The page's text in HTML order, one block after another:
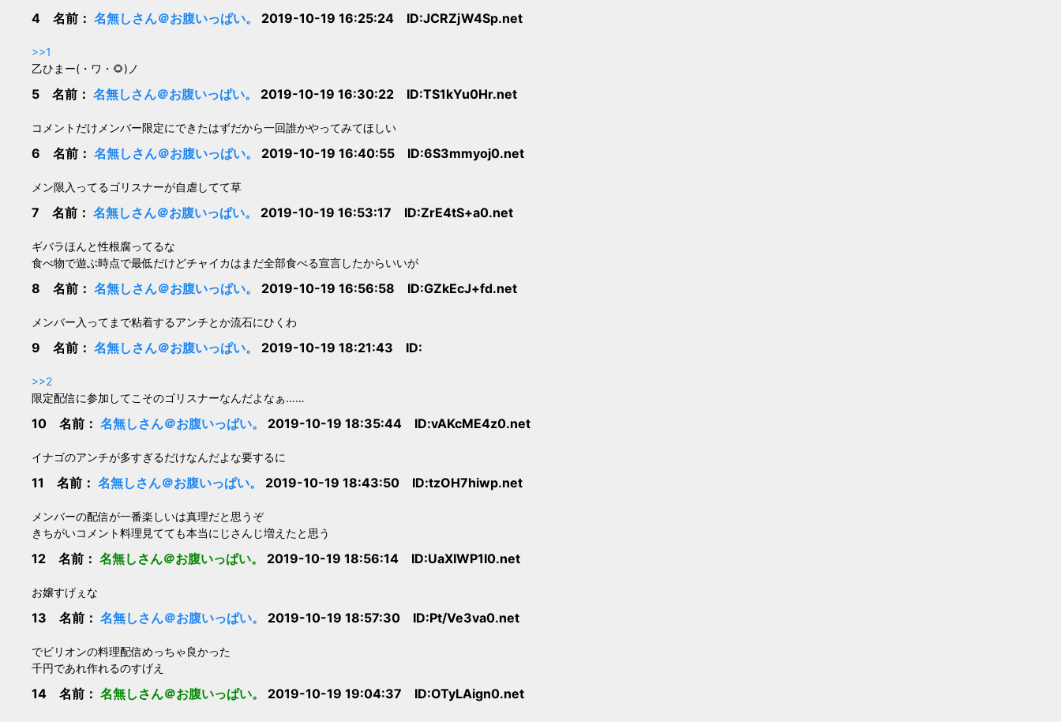
4 名前： 名無しさん＠お腹いっぱい。 2019-10-19 16:25:24 ID:JCRZjW4Sp.net
>>1
乙ひまー(・ワ・🌻)ノ
5 名前： 名無しさん＠お腹いっぱい。 2019-10-19 16:30:22 ID:TS1kYu0Hr.net
コメントだけメンバー限定にできたはずだから一回誰かやってみてほしい
6 名前： 名無しさん＠お腹いっぱい。 2019-10-19 16:40:55 ID:6S3mmyoj0.net
メン限入ってるゴリスナーが自虐してて草
7 名前： 名無しさん＠お腹いっぱい。 2019-10-19 16:53:17 ID:ZrE4tS+a0.net
ギバラほんと性根腐ってるな
食べ物で遊ぶ時点で最低だけどチャイカはまだ全部食べる宣言したからいいが
8 名前： 名無しさん＠お腹いっぱい。 2019-10-19 16:56:58 ID:GZkEcJ+fd.net
メンバー入ってまで粘着するアンチとか流石にひくわ
9 名前： 名無しさん＠お腹いっぱい。 2019-10-19 18:21:43 ID:
>>2
限定配信に参加してこそのゴリスナーなんだよなぁ……
10 名前： 名無しさん＠お腹いっぱい。 2019-10-19 18:35:44 ID:vAKcME4z0.net
イナゴのアンチが多すぎるだけなんだよな要するに
11 名前： 名無しさん＠お腹いっぱい。 2019-10-19 18:43:50 ID:tzOH7hiwp.net
メンバーの配信が一番楽しいは真理だと思うぞ
きちがいコメント料理見てても本当にじさんじ増えたと思う
12 名前： 名無しさん＠お腹いっぱい。 2019-10-19 18:56:14 ID:UaXIWP1I0.net
お嬢すげぇな
13 名前： 名無しさん＠お腹いっぱい。 2019-10-19 18:57:30 ID:Pt/Ve3va0.net
でビリオンの料理配信めっちゃ良かった
千円であれ作れるのすげえ
14 名前： 名無しさん＠お腹いっぱい。 2019-10-19 19:04:37 ID:OTyLAign0.net